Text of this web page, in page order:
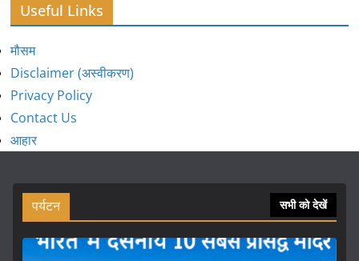
Useful Links
मौसम
Disclaimer (अस्वीकरण)
Privacy Policy
Contact Us
आहार
पर्यटन सभी को देखें